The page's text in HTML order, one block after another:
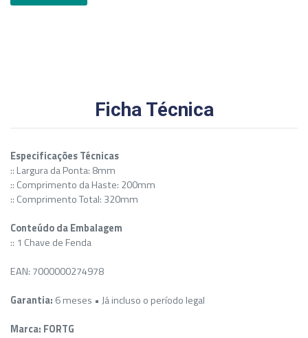
Ficha Técnica
Especificações Técnicas
:: Largura da Ponta: 8mm
:: Comprimento da Haste: 200mm
:: Comprimento Total: 320mm
Conteúdo da Embalagem
:: 1 Chave de Fenda
EAN: 7000000274978
Garantia: 6 meses • Já incluso o período legal
Marca: FORTG